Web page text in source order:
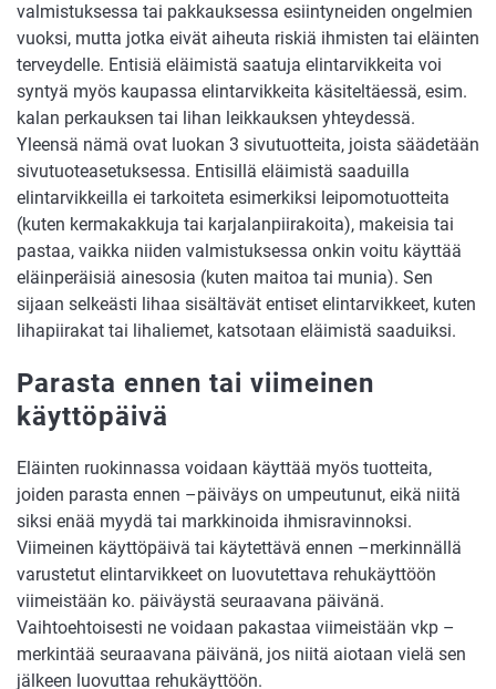
valmistuksessa tai pakkauksessa esiintyneiden ongelmien
vuoksi, mutta jotka eivät aiheuta riskiä ihmisten tai eläinten
terveydelle. Entisiä eläimistä saatuja elintarvikkeita voi
syntyä myös kaupassa elintarvikkeita käsiteltäessä, esim.
kalan perkauksen tai lihan leikkauksen yhteydessä.
Yleensä nämä ovat luokan 3 sivutuotteita, joista säädetään
sivutuoteasetuksessa. Entisillä eläimistä saaduilla
elintarvikkeilla ei tarkoiteta esimerkiksi leipomotuotteita
(kuten kermakakkuja tai karjalanpiirakoita), makeisia tai
pastaa, vaikka niiden valmistuksessa onkin voitu käyttää
eläinperäisiä ainesosia (kuten maitoa tai munia). Sen
sijaan selkeästi lihaa sisältävät entiset elintarvikkeet, kuten
lihapiirakat tai lihaliemet, katsotaan eläimistä saaduiksi.
Parasta ennen tai viimeinen
käyttöpäivä
Eläinten ruokinnassa voidaan käyttää myös tuotteita,
joiden parasta ennen –päiväys on umpeutunut, eikä niitä
siksi enää myydä tai markkinoida ihmisravinnoksi.
Viimeinen käyttöpäivä tai käytettävä ennen –merkinnällä
varustetut elintarvikkeet on luovutettava rehukäyttöön
viimeistään ko. päiväystä seuraavana päivänä.
Vaihtoehtoisesti ne voidaan pakastaa viimeistään vkp –
merkintää seuraavana päivänä, jos niitä aiotaan vielä sen
jälkeen luovuttaa rehukäyttöön.